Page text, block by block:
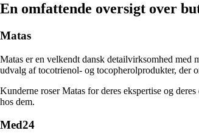
En omfattende oversigt over
Matas
Matas er en velkendt dansk detailvirksomhed med
udvalg af tocotrienol- og tocopherolprodukter, der
Kunderne roser Matas for deres ekspertise og
hos dem.
Med24